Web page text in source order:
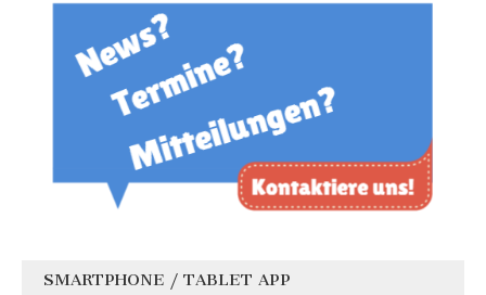
SMARTPHONE / TABLET APP